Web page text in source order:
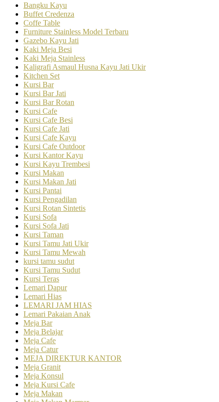
Bangku Kayu
Buffet Credenza
Coffe Table
Furniture Stainless Model Terbaru
Gazebo Kayu Jati
Kaki Meja Besi
Kaki Meja Stainless
Kaligrafi Asmaul Husna Kayu Jati Ukir
Kitchen Set
Kursi Bar
Kursi Bar Jati
Kursi Bar Rotan
Kursi Cafe
Kursi Cafe Besi
Kursi Cafe Jati
Kursi Cafe Kayu
Kursi Cafe Outdoor
Kursi Kantor Kayu
Kursi Kayu Trembesi
Kursi Makan
Kursi Makan Jati
Kursi Pantai
Kursi Pengadilan
Kursi Rotan Sintetis
Kursi Sofa
Kursi Sofa Jati
Kursi Taman
Kursi Tamu Jati Ukir
Kursi Tamu Mewah
kursi tamu sudut
Kursi Tamu Sudut
Kursi Teras
Lemari Dapur
Lemari Hias
LEMARI JAM HIAS
Lemari Pakaian Anak
Meja Bar
Meja Belajar
Meja Cafe
Meja Catur
MEJA DIREKTUR KANTOR
Meja Granit
Meja Konsul
Meja Kursi Cafe
Meja Makan